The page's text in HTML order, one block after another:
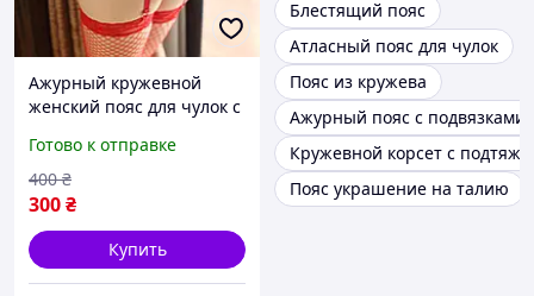
Ажурный кружевной
женский пояс для чулок с
цвета
Готово к отправке
300₴
400 ₴
Купить
Блестящий пояс
Атласный пояс для чулок
Пояс из кружева
Ажурный пояс с подвязками
Кружевной корсет с
Пояс украшение на талию